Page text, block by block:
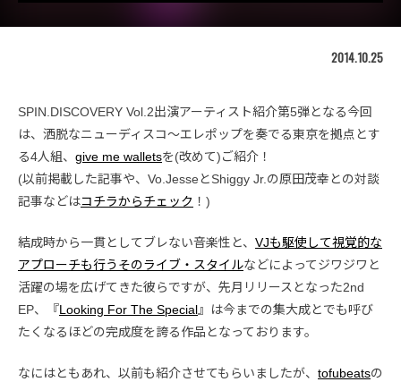
2014.10.25
SPIN.DISCOVERY Vol.2出演アーティスト紹介第5弾となる今回
は、洒脱なニューディスコ〜エレポップを奏でる東京を拠点とす
る4人組、 give me walletsを(改めて)ご紹介！
(以前掲載した記事や、Vo.JesseとShiggy Jr.の原田茂幸との対談
記事などはコチラからチェック ！)
結成時から一貫としてブレない音楽性と、 VJも駆使して視覚的な
アプローチも行うそのライブ・スタイルなどによってジワジワと
活躍の場を広げてきた彼らですが、先月リリースとなった2nd
EP、『Looking For The Special』は今までの集大成とでも呼び
たくなるほどの完成度を誇る作品となっております。
なにはともあれ、以前も紹介させてもらいましたが、 tofubeatsの